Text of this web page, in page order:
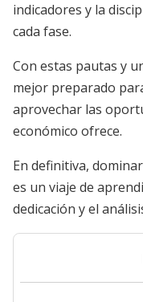
indicadores y la
cada fase.
Con estas pautas y
mejor preparado
aprovechar las
económico ofrece.
En definitiva,
es un viaje de
dedicación y el